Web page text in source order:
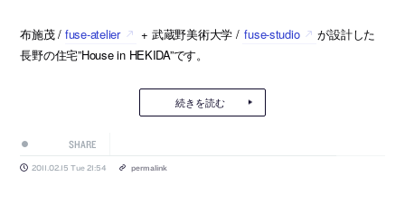
布施茂 / fuse-atelier + 武蔵野美術大学 / fuse-studio
が設計した
長野の住宅”House in HEKIDA”です。
続きを読む
SHARE
2011.02.15 Tue 21:54 permalink